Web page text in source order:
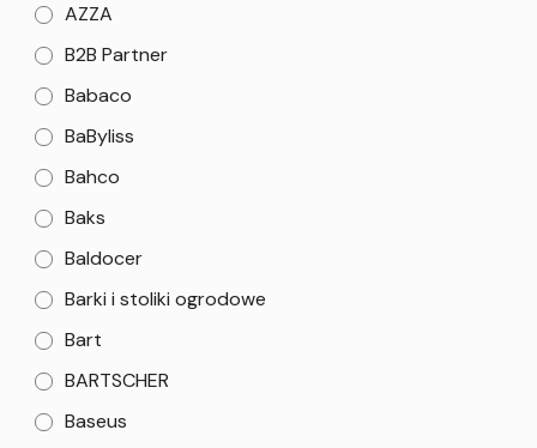
AZZA
B2B Partner
Babaco
BaByliss
Bahco
Baks
Baldocer
Barki i stoliki ogrodowe
Bart
BARTSCHER
Baseus